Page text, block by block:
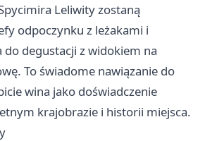
Leliwity zostaną
odpoczynku z leżakami i
do degustacji z widokiem na
To świadome nawiązanie do
wina jako doświadczenie
krajobrazie i historii miejsca.